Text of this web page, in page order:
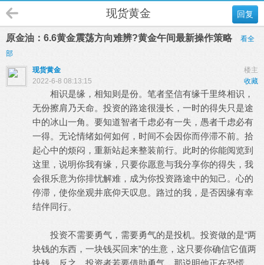
回复
现货黄金
原金油：6.6黄金震荡方向难辨?黄金午间最新操作策略
看全
部
楼主
现货黄金
收藏
2022-6-8 08:13:15
相识是缘，相知则是份。笔者坚信有缘千里终相识，
无份擦肩乃天命。投资的路途很漫长，一时的得失只是途
中的冰山一角。要知道智者千虑必有一失，愚者千虑必有
一得。无论情绪如何如何，时间不会因你而停滞不前。拾
起心中的烦闷，重新站起来整装前行。此时的你能阅览到
这里，说明你我有缘，只要你愿意与我分享你的得失，我
会很乐意为你排忧解难，成为你投资路途中的知己。心的
停滞，使你坐观井底仰天叹息。路过的我，是否因缘有幸
结伴同行。
投资不需要勇气，需要勇气的是投机。投资做的是“两
块钱的东西，一块钱买回来”的生意，这只要你确信它值两
块钱。反之，投资者若要借助勇气，那说明他正在恐慌。